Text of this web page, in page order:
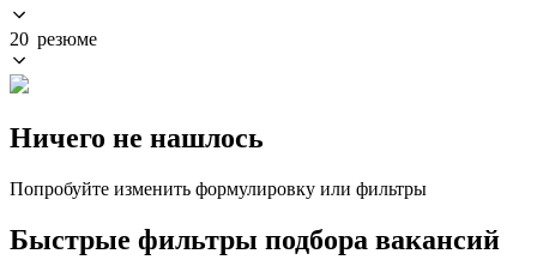
20 резюме
Ничего не нашлось
Попробуйте изменить формулировку или фильтры
Быстрые фильтры подбора вакансий